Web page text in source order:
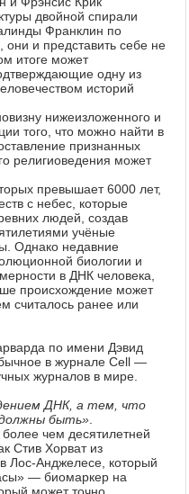
двойной спирали
Франклин по
они и представить себе не
итоге может
одну из
историй
нижеизложенного и
того, что можно найти в
признанных
религиоведения может
превышает 6000 лет,
с небес, которые
людей, создав
учёные
Однако недавние
биологии и
в ДНК человека,
происхождение может
считалось ранее или
по имени Дэвид
в журнале Cell —
журналов в мире.
ДНК, а тем, что
быть»
более чем десятилетней
Стив Хорват из
Лос-Анджелесе, который
— биомаркер на